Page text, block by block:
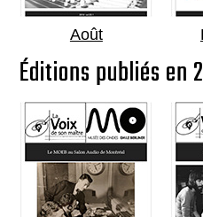
Août
Éditions publiés en